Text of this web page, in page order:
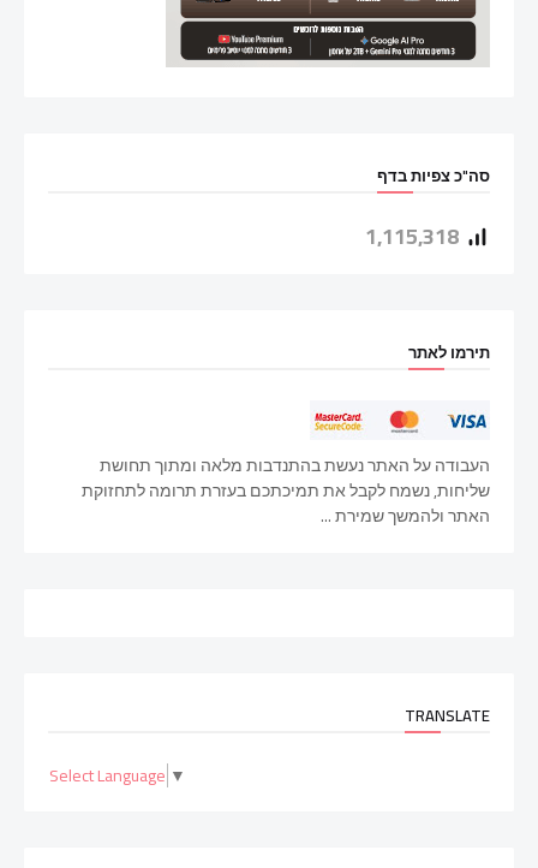
סה"כ צפיות בדף
1,115,318
תירמו לאתר
העבודה על האתר נעשת בהתנדבות מלאה ומתוך תחושת
שליחות, נשמח לקבל את תמיכתכם בעזרת תרומה לתחזוקת
האתר ולהמשך שמירת ...
TRANSLATE
Select Language ▼